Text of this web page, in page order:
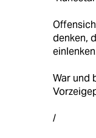
denken,
War und
/